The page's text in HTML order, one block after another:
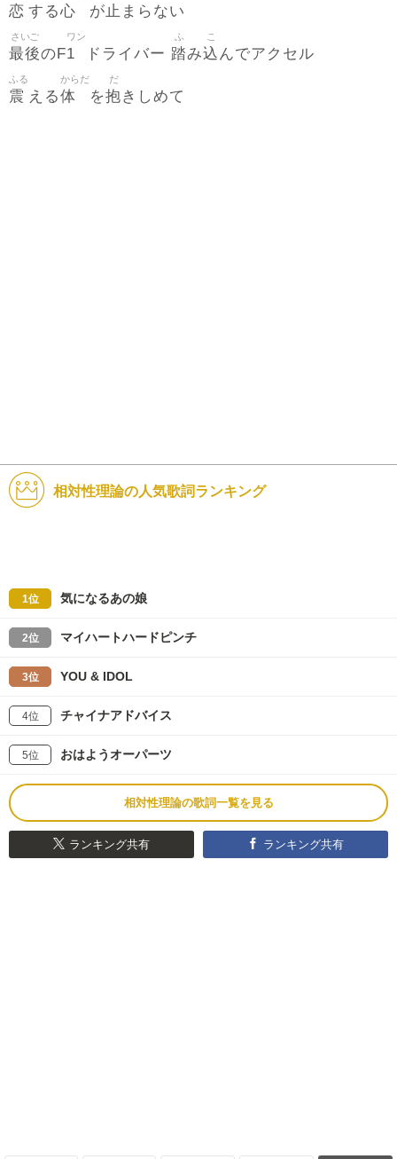
恋 する心 が 止 まらない
最後
さいご
のF1
ワン
ドライバー 踏
ふ
み込
こ
んでアクセル
震
ふる
える体
からだ
を抱
だ
きしめて
相対性理論の人気歌詞ランキング
1位 気になるあの娘
2位 マイハートハードピンチ
3位 YOU & IDOL
4位 チャイナアドバイス
5位 おはようオーパーツ
相対性理論の歌詞一覧を見る
ランキング共有 ランキング共有